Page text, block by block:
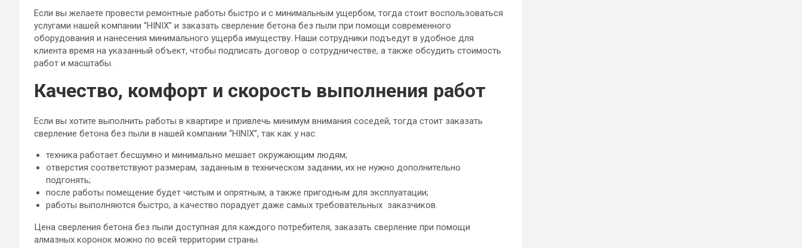
Если вы желаете провести ремонтные работы быстро и с минимальным ущербом, тогда стоит воспользоваться
услугами нашей компании “HINIX” и заказать сверление бетона без пыли при помощи современного
оборудования и нанесения минимального ущерба имуществу. Наши сотрудники подъедут в удобное для
клиента время на указанный объект, чтобы подписать договор о сотрудничестве, а также обсудить стоимость
работ и масштабы.
Качество, комфорт и скорость выполнения работ
Если вы хотите выполнить работы в квартире и привлечь минимум внимания соседей, тогда стоит заказать
сверление бетона без пыли в нашей компании “HINIX”, так как у нас:
техника работает бесшумно и минимально мешает окружающим людям;
отверстия соответствуют размерам, заданным в техническом задании, их не нужно дополнительно
подгонять;
после работы помещение будет чистым и опрятным, а также пригодным для эксплуатации;
работы выполняются быстро, а качество порадует даже самых требовательных заказчиков.
Цена сверления бетона без пыли доступная для каждого потребителя, заказать сверление при помощи
алмазных коронок можно по всей территории страны.